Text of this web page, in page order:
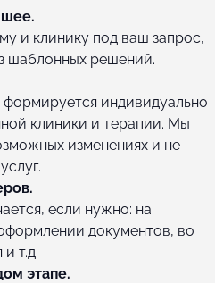
и клинику под ваш запрос,
шаблонных решений.
формируется индивидуально
клиники и терапии. Мы
изменениях и не
если нужно: на
документов, во
т.д.
этапе.